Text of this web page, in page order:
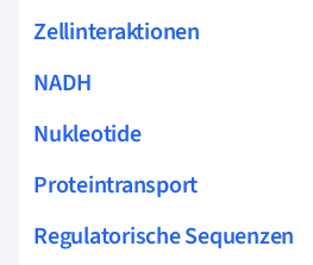
Zellinteraktionen
NADH
Nukleotide
Proteintransport
Regulatorische Sequenzen